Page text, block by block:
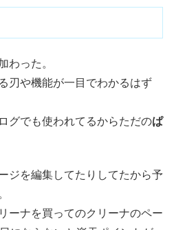
わった。
刃や機能が一目でわかるはず
グでも使われてるからただのぱ
ジを編集してたりしてたから予
ーナを買ってのクリーナのペー